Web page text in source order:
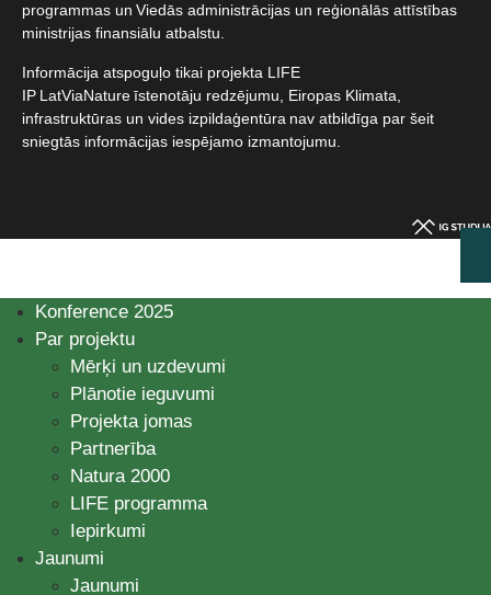
programmas un Viedās administrācijas un reģionālās attīstības
ministrijas finansiālu atbalstu.​
Informācija atspoguļo tikai projekta LIFE
IP LatViaNature īstenotāju redzējumu, Eiropas Klimata,
infrastruktūras un vides izpildaģentūra nav atbildīga par šeit
sniegtās informācijas iespējamo izmantojumu.​
Konference 2025
Par projektu
Mērķi un uzdevumi
Plānotie ieguvumi
Projekta jomas
Partnerība
Natura 2000
LIFE programma
Iepirkumi
Jaunumi
Jaunumi